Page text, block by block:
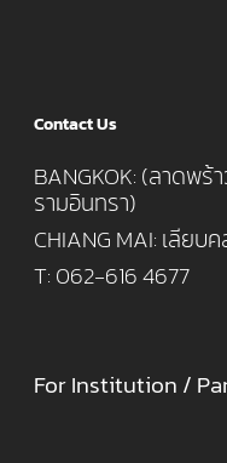
Contact Us
BANGKOK: (ลาดพร้
รามอินทรา)
CHIANG MAI: เลีย
T: 062-616 4677
For Institution /